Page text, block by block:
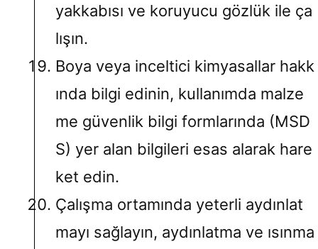
yakkabısı ve koruyucu gözlük ile ça
lışın.
Boya veya inceltici kimyasallar hakk
ında bilgi edinin, kullanımda malze
me güvenlik bilgi formlarında (MSD
S) yer alan bilgileri esas alarak hare
ket edin.
Çalışma ortamında yeterli aydınlat
mayı sağlayın, aydınlatma ve ısınma